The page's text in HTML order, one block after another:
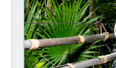
similares consulta:
Qué